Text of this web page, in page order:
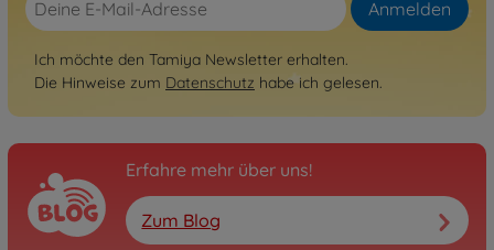
Anmelden
Ich möchte den Tamiya Newsletter erhalten.
Die Hinweise zum Datenschutz habe ich gelesen.
Erfahre mehr über uns!
Zum Blog